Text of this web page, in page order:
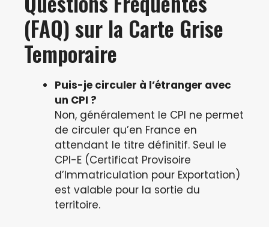
(FAQ) sur la Carte Grise
Temporaire
Puis-je circuler à l’étranger avec
un CPI ?
Non, généralement le CPI ne permet
de circuler qu’en France en
attendant le titre définitif. Seul le
CPI-E (Certificat Provisoire
d’Immatriculation pour Exportation)
est valable pour la sortie du
territoire.